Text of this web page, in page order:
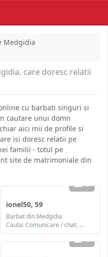
Medgidia
care doresc relatii
cu barbati singuri si
cautare unui domn
aici mii de profile si
isi doresc relatii pe
familii - totul pe
site de matrimoniale din
6
ionel50, 59
Barbat din Medgidia
Cauta: Comunicare / chat, Prietenie, Casatorie
1